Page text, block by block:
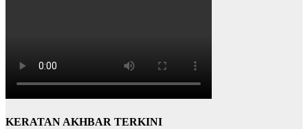
KERATAN AKHBAR TERKINI